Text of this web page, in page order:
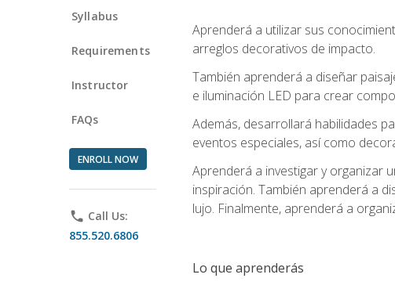
Syllabus
Requirements
Instructor
FAQs
ENROLL NOW
phone Call Us:
855.520.6806
Aprenderá a utilizar sus
arreglos decorativos de impacto.
También aprenderá a diseñar
e iluminación LED para crear
Además, desarrollará habilidades
eventos especiales, así como
Aprenderá a investigar y organizar
inspiración. También aprenderá a
lujo. Finalmente, aprenderá a
Lo que aprenderás